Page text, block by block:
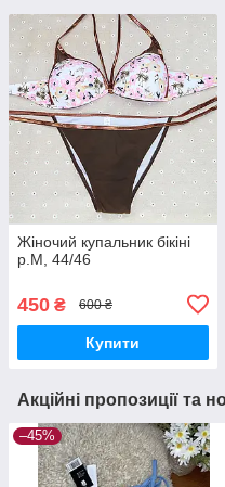
Жіночий купальник бікіні
р.M, 44/46
450 ₴ 600 ₴
Купити
Акційні пропозиції та
–45%